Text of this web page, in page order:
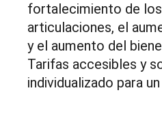
fortalecimiento de
articulaciones, el
y el aumento del
Tarifas accesibles y
individualizado para